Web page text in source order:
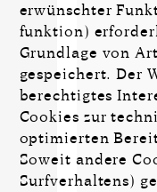
erwünschter
funktion)
Grundlage von
gespeichert. Der
berechtigtes
Cookies zur
optimierten
Soweit andere
Surfverhaltens)